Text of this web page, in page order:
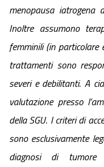
menopausa iatrogena
Inoltre assumono
femminili (in particolare
trattamenti sono
severi e debilitanti. A
valutazione presso
della SGU. I criteri di
sono esclusivamente
diagnosi di tumore